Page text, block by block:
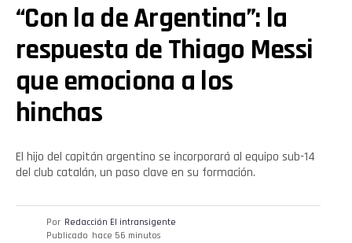
“Con la de Argentina”: la
respuesta de Thiago Messi
que emociona a los
hinchas
El hijo del capitán argentino se incorporará al equipo sub-14
del club catalán, un paso clave en su formación.
Por Redacción El intransigente
Publicado hace 56 minutos